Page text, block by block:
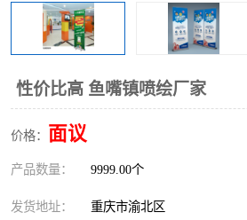
性价比高 鱼嘴镇喷绘厂家
价格： 面议
产品数量： 9999.00个
发货地址： 重庆市渝北区